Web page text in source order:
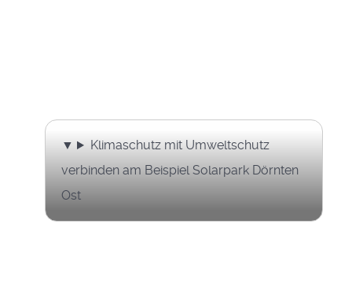
Klimaschutz mit Umweltschutz
verbinden am Beispiel Solarpark Dörnten
Ost